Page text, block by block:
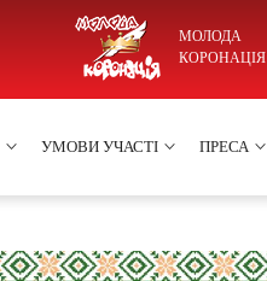
МОЛОДА
КОРОНАЦІЯ
УМОВИ УЧАСТІ ПРЕСА